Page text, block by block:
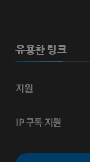
유용한 링크
지원
IP 구독 지원